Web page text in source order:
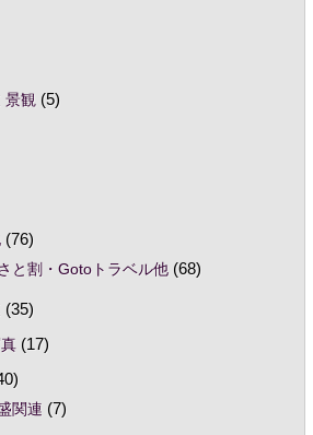
景観 (5)
(76)
と割・Gotoトラベル他(68)
(35)
(17)
関連 (7)